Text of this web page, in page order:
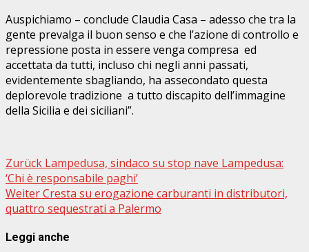
Auspichiamo – conclude Claudia Casa – adesso che tra la
gente prevalga il buon senso e che l’azione di controllo e
repressione posta in essere venga compresa ed
accettata da tutti, incluso chi negli anni passati,
evidentemente sbagliando, ha assecondato questa
deplorevole tradizione a tutto discapito dell’immagine
della Sicilia e dei siciliani”.
Beitragsnavigation
Zurück Lampedusa, sindaco su stop nave Lampedusa:
‘Chi è responsabile paghi’
WeiterCresta su erogazione carburanti in distributori,
quattro sequestrati a Palermo
Leggi anche